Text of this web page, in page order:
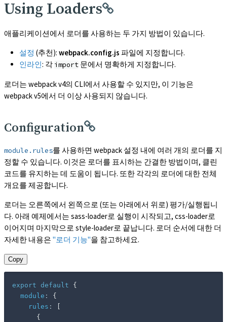
Using Loaders
애플리케이션에서 로더를 사용하는 두 가지 방법이 있습니다.
설정 (추천): webpack.config.js 파일에 지정합니다.
인라인: 각 import 문에서 명확하게 지정합니다.
로더는 webpack v4의 CLI에서 사용할 수 있지만, 이 기능은
webpack v5에서 더 이상 사용되지 않습니다.
Configuration
module.rules를 사용하면 webpack 설정 내에 여러 개의 로더를 지
정할 수 있습니다. 이것은 로더를 표시하는 간결한 방법이며, 클린
코드를 유지하는 데 도움이 됩니다. 또한 각각의 로더에 대한 전체
개요를 제공합니다.
로더는 오른쪽에서 왼쪽으로 (또는 아래에서 위로) 평가/실행됩니
다. 아래 예제에서는 sass-loader로 실행이 시작되고, css-loader로
이어지며 마지막으로 style-loader로 끝납니다. 로더 순서에 대한 더
자세한 내용은 "로더 기능"을 참고하세요.
Copy
export default
{
module :
{
rules :
{